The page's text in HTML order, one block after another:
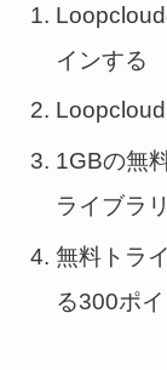
インする
1GBの無
ライブラ
無料トラ
る300ポ